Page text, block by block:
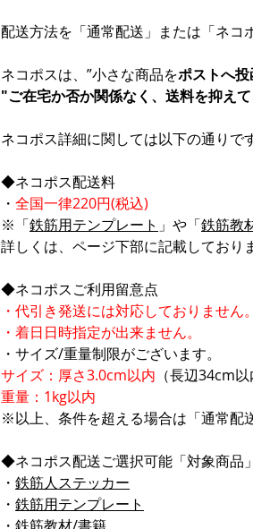
配送方法を「通常配送」または「ネコ
ネコポスは、”小さな商品をポストへ投
"ご在宅か否か関係なく、送料を抑え
ネコポス詳細に関しては以下の通りです
◆ネコポス配送料
・ 全国一律220円(税込)
※「鉄筋用テンプレート 」や「鉄筋教
詳しくは、ページ下部に記載しており
◆ネコポスご利用留意点
・代引き発送には対応しておりません。
・着日日時指定が出来ません。
・サイズ/重量制限がございます。
サイズ：厚さ3.0cm以内 （長辺34cm
重量：1kg以内
※以上、条件を超える場合は「通常配
◆ネコポス配送ご選択可能「対象商品」
・ 鉄筋人ステッカー
・ 鉄筋用テンプレート